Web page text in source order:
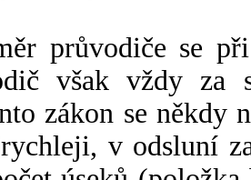
průvodiče se
však vždy za
zákon se někdy
v odsluní